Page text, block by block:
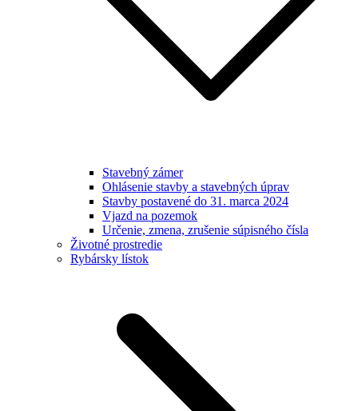
Stavebný zámer
Ohlásenie stavby a stavebných úprav
Stavby postavené do 31. marca 2024
Vjazd na pozemok
Určenie, zmena, zrušenie súpisného čísla
Životné prostredie
Rybársky lístok